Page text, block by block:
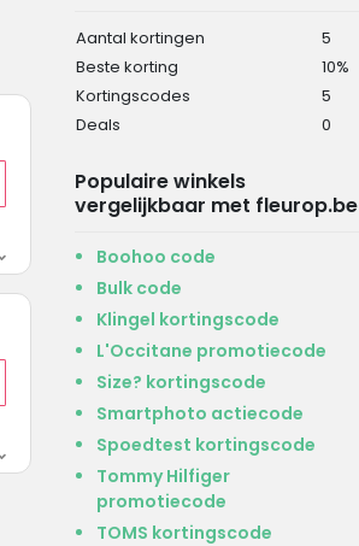
Aantal kortingen
5
Beste korting
10%
Kortingscodes
5
Deals
0
Populaire winkels
vergelijkbaar met fleurop.be
Boohoo code
Bulk code
Klingel kortingscode
L'Occitane promotiecode
Size? kortingscode
Smartphoto actiecode
Spoedtest kortingscode
Tommy Hilfiger
promotiecode
TOMS kortingscode